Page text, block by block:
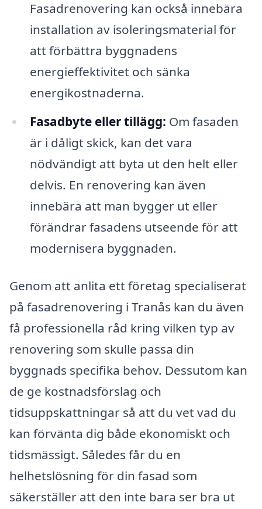
Fasadrenovering kan också innebära
installation av isoleringsmaterial för
att förbättra byggnadens
energieffektivitet och sänka
energikostnaderna.
Fasadbyte eller tillägg: Om fasaden
är i dåligt skick, kan det vara
nödvändigt att byta ut den helt eller
delvis. En renovering kan även
innebära att man bygger ut eller
förändrar fasadens utseende för att
modernisera byggnaden.
Genom att anlita ett företag specialiserat
på fasadrenovering i Tranås kan du även
få professionella råd kring vilken typ av
renovering som skulle passa din
byggnads specifika behov. Dessutom kan
de ge kostnadsförslag och
tidsuppskattningar så att du vet vad du
kan förvänta dig både ekonomiskt och
tidsmässigt. Således får du en
helhetslösning för din fasad som
säkerställer att den inte bara ser bra ut